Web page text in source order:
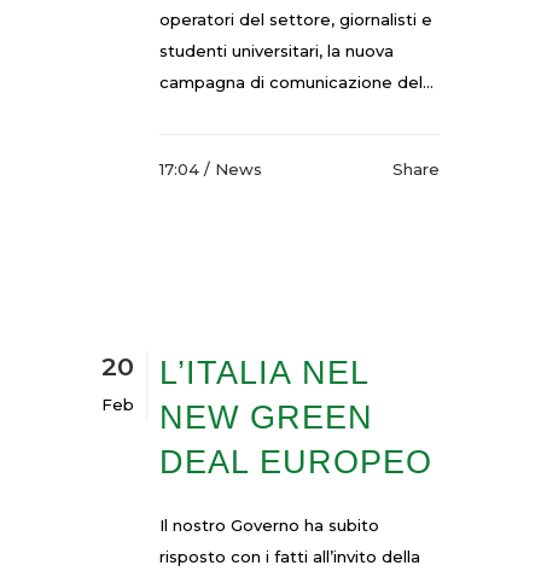
operatori del settore, giornalisti e
studenti universitari, la nuova
campagna di comunicazione del...
17:04 / News Share
20
Feb
L’ITALIA NEL
NEW GREEN
DEAL EUROPEO
Il nostro Governo ha subito
risposto con i fatti all’invito della